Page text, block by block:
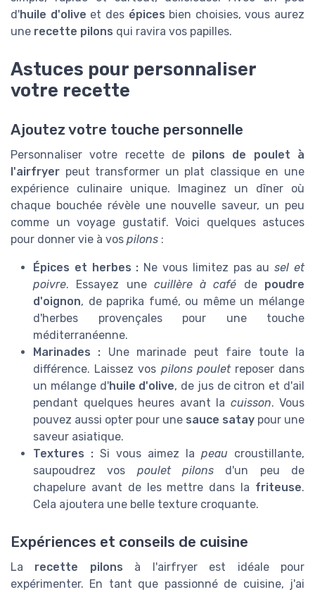
d'huile d'olive et des épices bien choisies, vous aurez
une recette pilons qui ravira vos papilles.
Astuces pour personnaliser
votre recette
Ajoutez votre touche personnelle
Personnaliser votre recette de pilons de poulet à
l'airfryer peut transformer un plat classique en une
expérience culinaire unique. Imaginez un dîner où
chaque bouchée révèle une nouvelle saveur, un peu
comme un voyage gustatif. Voici quelques astuces
pour donner vie à vos pilons :
Épices et herbes : Ne vous limitez pas ausel et
poivre. Essayez une cuillère à café de poudre
d'oignon, de paprika fumé, ou même un mélange
d'herbes provençales pour une touche
méditerranéenne.
Marinades : Une marinade peut faire toute la
différence. Laissez vos pilons pouletreposer dans
un mélange d'huile d'olive, de jus de citron et d'ail
pendant quelques heures avant la cuisson. Vous
pouvez aussi opter pour une sauce satay pour une
saveur asiatique.
Textures : Si vous aimez la peau croustillante,
saupoudrez vos poulet pilons d'un peu de
chapelure avant de les mettre dans la friteuse.
Cela ajoutera une belle texture croquante.
Expériences et conseils de cuisine
La recette pilons à l'airfryer est idéale pour
expérimenter. En tant que passionné de cuisine, j'ai